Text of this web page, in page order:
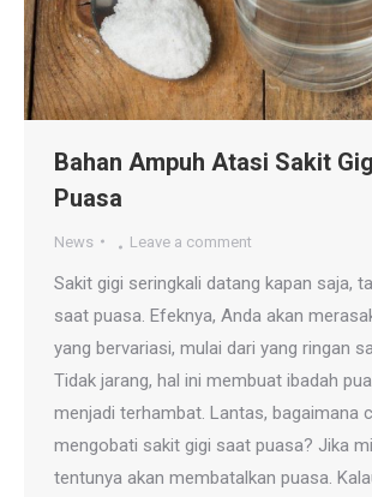
Bahan Ampuh Atasi Sakit
Puasa
News Leave a comment
Sakit gigi seringkali datang kapan saja,
saat puasa. Efeknya, Anda akan
yang bervariasi, mulai dari yang ringan
Tidak jarang, hal ini membuat ibadah
menjadi terhambat. Lantas, bagaimana
mengobati sakit gigi saat puasa? Jika
tentunya akan membatalkan puasa.